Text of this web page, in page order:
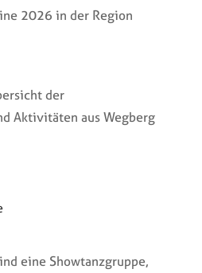
2026 in der Region
der
Aktivitäten aus Wegberg
eine Showtanzgruppe,